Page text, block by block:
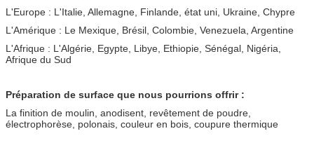
L'Europe : L'Italie, Allemagne, Finlande, état uni, Ukraine, Chypre
L'Amérique : Le Mexique, Brésil, Colombie, Venezuela, Argentine
L'Afrique : L'Algérie, Egypte, Libye, Ethiopie, Sénégal, Nigéria,
Afrique du Sud
Préparation de surface que nous pourrions offrir :
La finition de moulin, anodisent, revêtement de poudre,
électrophorèse, polonais, couleur en bois, coupure thermique